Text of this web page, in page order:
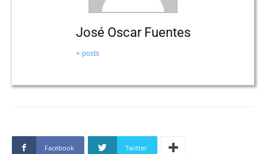
José Oscar Fuentes
+ posts
Facebook Twitter